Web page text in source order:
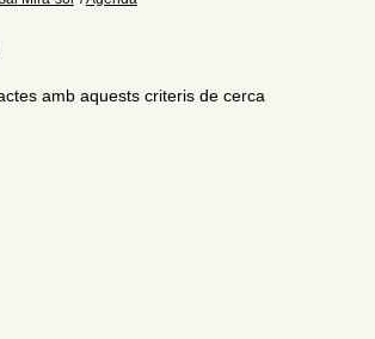
amb aquests criteris de cerca